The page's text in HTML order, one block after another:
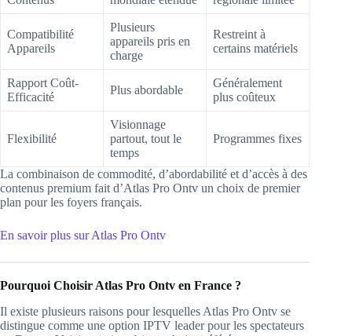
Compatibilité
Appareils
Plusieurs
appareils pris en
charge
Restreint à
certains matériels
Rapport Coût-
Efficacité
Plus abordable
Généralement
plus coûteux
Flexibilité
Visionnage
partout, tout le
temps
Programmes fixes
La combinaison de commodité, d’abordabilité et d’accès à des
contenus premium fait d’Atlas Pro Ontv un choix de premier
plan pour les foyers français.
En savoir plus sur Atlas Pro Ontv
Pourquoi Choisir Atlas Pro Ontv en France ?
Il existe plusieurs raisons pour lesquelles Atlas Pro Ontv se
distingue comme une option IPTV leader pour les spectateurs